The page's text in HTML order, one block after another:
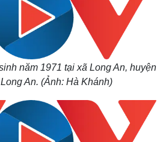
năm 1971 tại xã Long An, huyện
An. (Ảnh: Hà Khánh)